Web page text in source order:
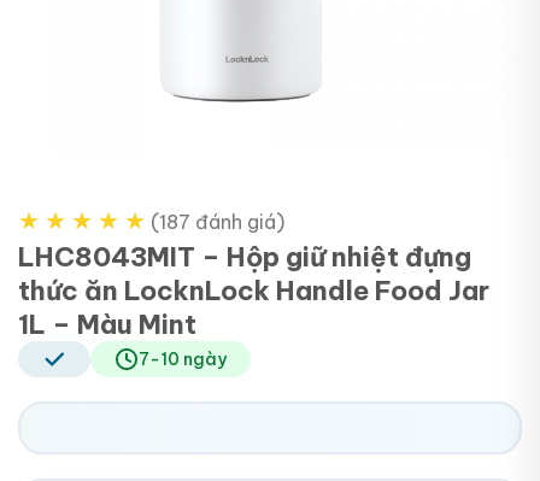
★ ★ ★ ★ ★ (187 đánh giá)
LHC8043MIT – Hộp giữ nhiệt đựng
thức ăn LocknLock Handle Food Jar
1L – Màu Mint
7-10 ngày